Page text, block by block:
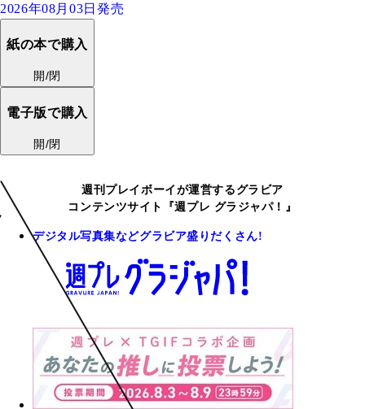
2026年08月03日発売
紙の本で購入
開/閉
電子版で購入
開/閉
週刊プレイボーイが運営するグラビア
コンテンツサイト『週プレ グラジャパ！』
デジタル写真集などグラビア盛りだくさん!